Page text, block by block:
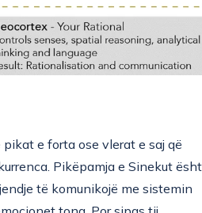
e forta ose vlerat e saj që
Pikëpamja e Sinekut është
të komunikojë me sistemin